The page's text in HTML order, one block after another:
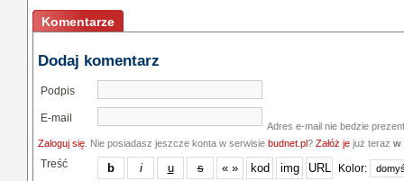
Komentarze
Dodaj komentarz
Podpis
E-mail
Adres e-mail nie bedzie
Zaloguj się . Nie posiadasz jeszcze konta w serwisie budnet.pl? Załóż je już teraz w
Treść Kolor: